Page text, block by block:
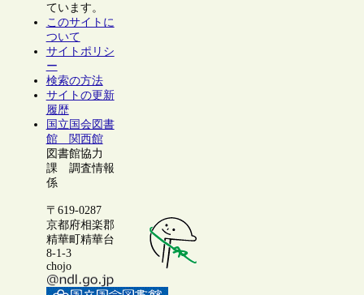
ています。
このサイトに
ついて
サイトポリシ
ー
検索の方法
サイトの更新
履歴
国立国会図書
館 関西館
図書館協力
課 調査情報
係
〒619-0287
京都府相楽郡
精華町精華台
8-1-3
chojo